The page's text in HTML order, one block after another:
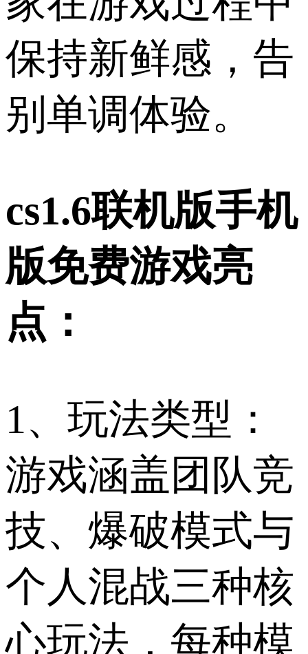
保持新鲜感，告
别单调体验。
cs1.6联机版手机
版免费游戏亮
点：
1、玩法类型：
游戏涵盖团队竞
技、爆破模式与
个人混战三种核
心玩法，每种模